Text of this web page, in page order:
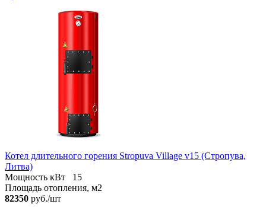
Котел длительного горения Stropuva Village v15 (Стропува,
Литва)
Мощность кВт
15
Площадь отопления, м2
82350 руб./шт